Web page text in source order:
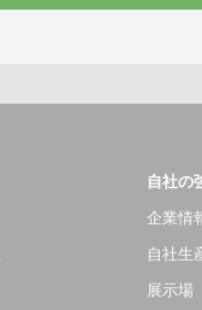
自社の
企業情
自社生
展示場